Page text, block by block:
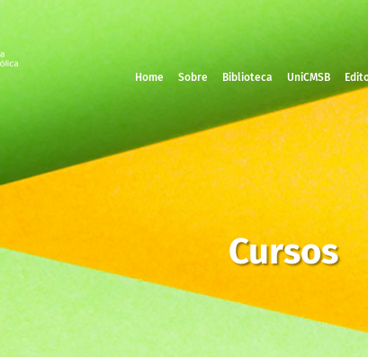
Home Sobre Biblioteca UniCMSB
Cursos